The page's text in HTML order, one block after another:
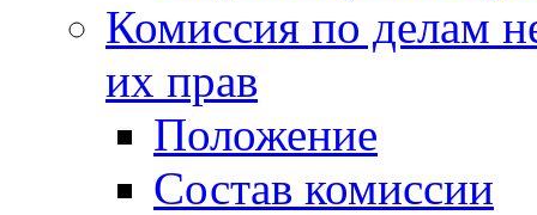
Комиссия по делам
их прав
Положение
Состав комиссии